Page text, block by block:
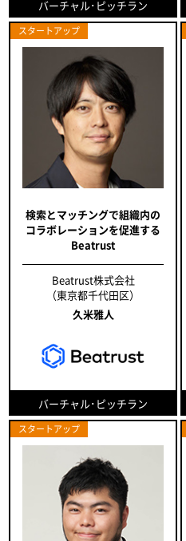
バーチャル･ピッチラン
スタートアップ
検索とマッチングで組織内の
コラボレーションを促進する
Beatrust
Beatrust株式会社
（東京都千代田区）
久米雅人
バーチャル･ピッチラン
スタートアップ